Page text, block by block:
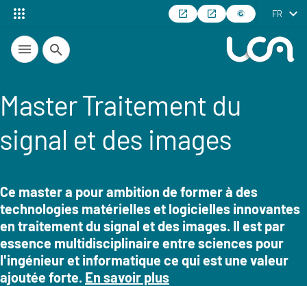
FR
Recherche
Master Traitement du
signal et des images
Résumé
Ce master a pour ambition de former à des
technologies matérielles et logicielles innovantes
en traitement du signal et des images. Il est par
essence multidisciplinaire entre sciences pour
l'ingénieur et informatique ce qui est une valeur
ajoutée forte. En savoir plus